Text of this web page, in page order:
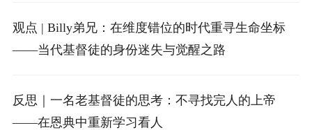
观点 | Billy弟兄：在维度错位的时代重寻生命坐标
——当代基督徒的身份迷失与觉醒之路
反思｜一名老基督徒的思考：不寻找完人的上帝
——在恩典中重新学习看人